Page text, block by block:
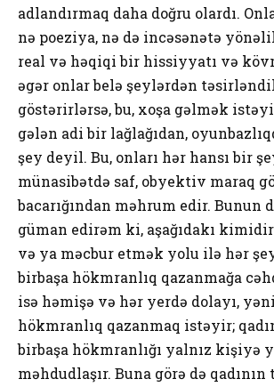
adlandırmaq daha doğru olardı.
nə poeziya, nə də incəsənətə
real və həqiqi bir hissiyyatı və
əgər onlar belə şeylərdən
göstərirlərsə, bu, xoşa gəlmək
gələn adi bir lağlağıdan,
şey deyil. Bu, onları hər hansı bir
münasibətdə saf, obyektiv maraq
bacarığından məhrum edir. Bunun
güman edirəm ki, aşağıdakı
və ya məcbur etmək yolu ilə hər
birbaşa hökmranlıq qazanmağa
isə həmişə və hər yerdə dolayı,
hökmranlıq qazanmaq istəyir;
birbaşa hökmranlığı yalnız kişiyə
məhdudlaşır. Buna görə də